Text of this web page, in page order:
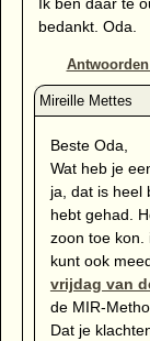
bedankt. Oda.
Antwoorden
Beste Oda,
Wat heb je
ja, dat is heel
hebt gehad.
zoon toe kon.
kunt ook
vrijdag van
de MIR-
Dat je